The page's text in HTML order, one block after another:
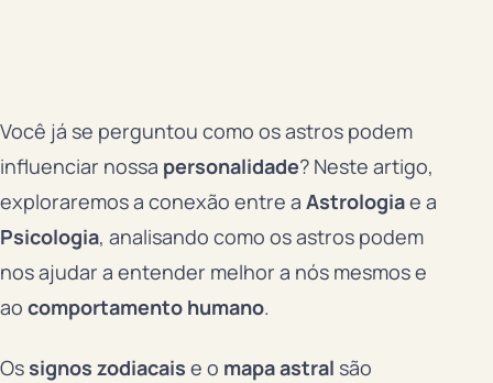
Você já se perguntou como os astros podem
influenciar nossa personalidade? Neste artigo,
exploraremos a conexão entre a Astrologiae a
Psicologia, analisando como os astros podem
nos ajudar a entender melhor a nós mesmos e
ao comportamento humano.
Os signos zodiacais e o mapa astral são